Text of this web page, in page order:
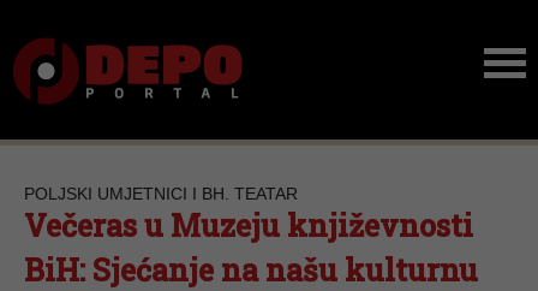
POLJSKI UMJETNICI I BH. TEATAR
Večeras u Muzeju književnosti
BiH: Sjećanje na našu kulturnu